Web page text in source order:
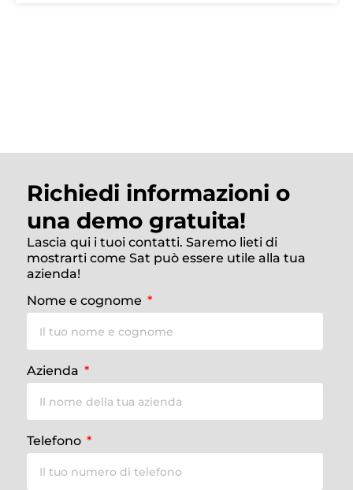
Richiedi informazioni o
una demo gratuita!
Lascia qui i tuoi contatti. Saremo lieti di
mostrarti come Sat può essere utile alla tua
azienda!
Nome e cognome
Azienda
Telefono